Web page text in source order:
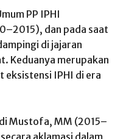
PP IPHI
dan pada saat
di jajaran
Keduanya merupakan
eksistensi IPHI di era
Mustofa, MM (2015–